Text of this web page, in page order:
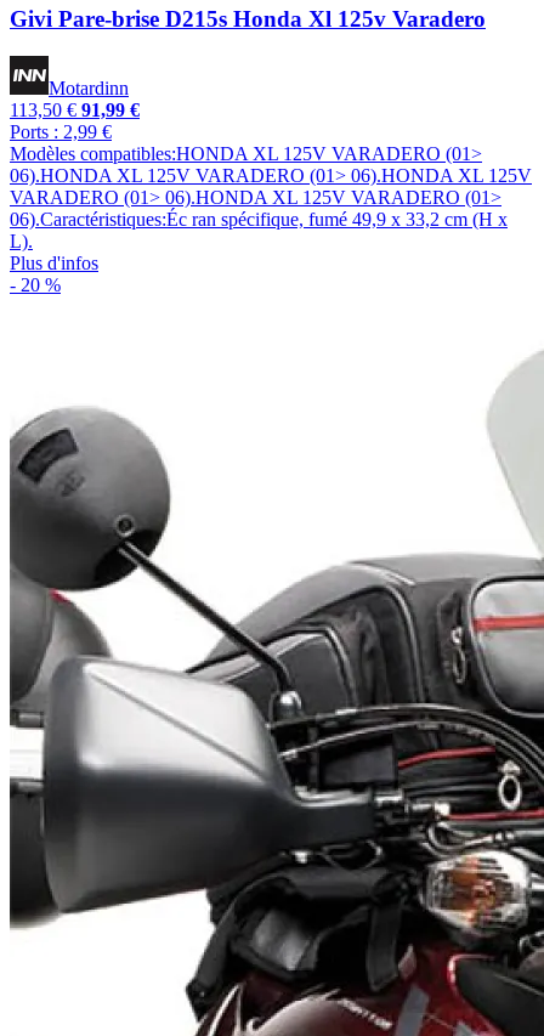
Givi Pare-brise D215s Honda Xl 125v Varadero
Motardinn
113,50 € 91,99 €
Ports : 2,99 €
Modèles compatibles:HONDA XL 125V VARADERO (01>
06).HONDA XL 125V VARADERO (01> 06).HONDA XL 125V
VARADERO (01> 06).HONDA XL 125V VARADERO (01>
06).Caractéristiques:Éc ran spécifique, fumé 49,9 x 33,2 cm (H x
L).
Plus d'infos
- 20 %